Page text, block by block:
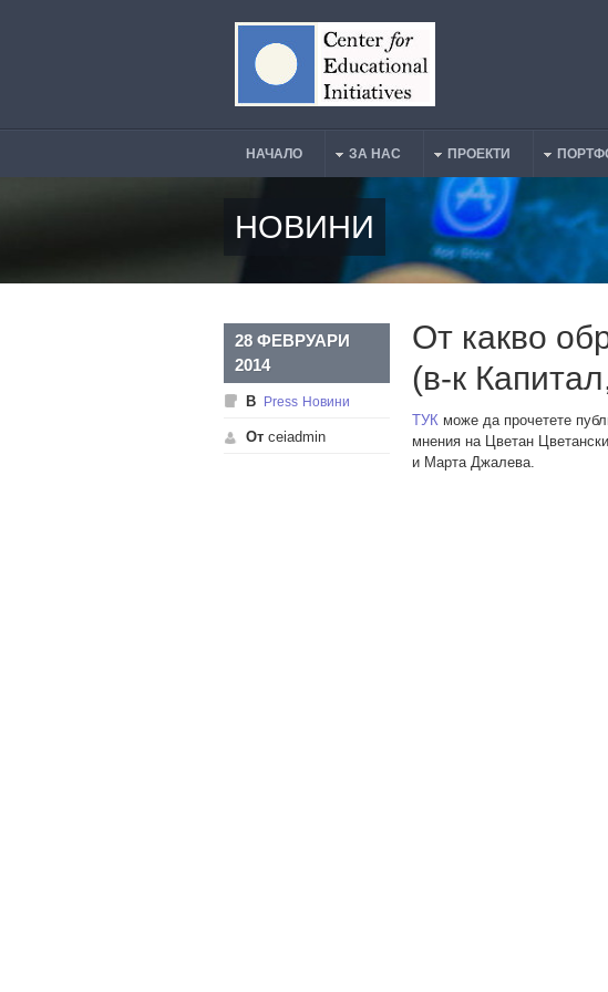
Main Menu
НАЧАЛО ЗА НАС ПРОЕКТИ
НОВИНИ
28 ФЕВРУАРИ
2014
В Press Новини
От ceiadmin
От какво
(в-к
ТУК може да прочетете
мнения на Цветан
и Марта Джалева.